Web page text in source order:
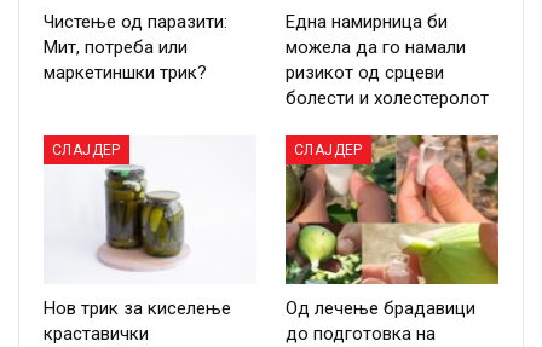
Чистење од паразити:
Мит, потреба или
маркетиншки трик?
Една намирница би
можела да го намали
ризикот од срцеви
болести и холестеролот
СЛАЈДЕР
Нов трик за киселење
краставички
СЛАЈДЕР
Од лечење брадавици
до подготовка на